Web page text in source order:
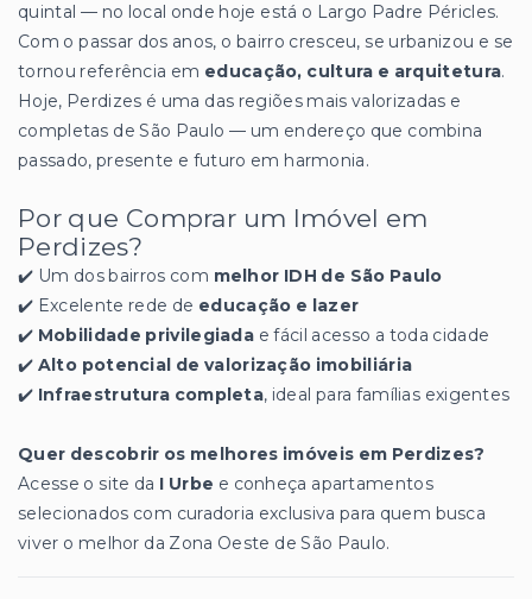
quintal — no local onde hoje está o Largo Padre Péricles.
Com o passar dos anos, o bairro cresceu, se urbanizou e se
tornou referência em educação, cultura e arquitetura.
Hoje, Perdizes é uma das regiões mais valorizadas e
completas de São Paulo — um endereço que combina
passado, presente e futuro em harmonia.
Por que Comprar um Imóvel em
Perdizes?
✔️ Um dos bairros com melhor IDH de São Paulo
✔️ Excelente rede de educação e lazer
✔️ Mobilidade privilegiada e fácil acesso a toda cidade
✔️ Alto potencial de valorização imobiliária
✔️ Infraestrutura completa, ideal para famílias exigentes
Quer descobrir os melhores imóveis em Perdizes?
Acesse o site da I Urbe e conheça apartamentos
selecionados com curadoria exclusiva para quem busca
viver o melhor da Zona Oeste de São Paulo.